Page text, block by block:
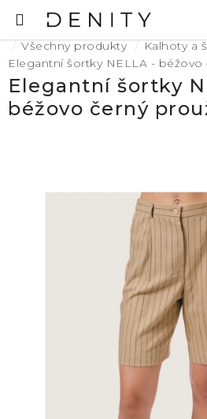
na
obsah
Domů
Všechny produkty
Kalhoty a
Elegantní šortky NELLA -
Elegantní šortky
béžovo černý